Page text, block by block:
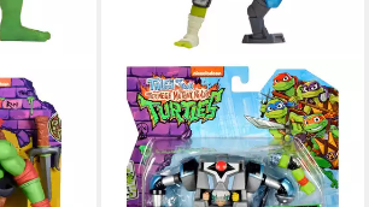
PLAYMATES TOYS
Actionfigur Die Abenteuer
der Teenage Mutant Ninja
Turtles Mix 'n Match
Actionfigu